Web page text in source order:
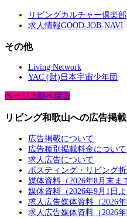
リビングカルチャー倶楽部
求人情報GOOD-JOB-NAVI
その他
Living Network
YAC (財)日本宇宙少年団
ページ上部へ戻る
リビング和歌山への広告掲
広告掲載について
広告種別掲載料金について
求人広告について
ポスティング・リビング
媒体資料（2026年8月末ま
媒体資料（2026年9月1日よ
求人広告媒体資料（2026年
求人広告媒体資料（2026年